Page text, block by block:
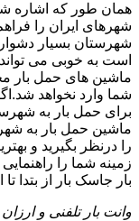
همان طور که اشاره
شهرهای ایران را
شهرستان بسیار
است به خوبی می
ماشین های حمل بار
شما وارد نخواهد
برای حمل بار به
ماشین حمل بار به
را درنظر بگیرید و
زمینه شما را
بار جاسک بار از بتدا
وانت بار تلفنی و